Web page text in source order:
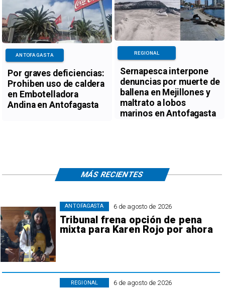
Por graves deficiencias:
Prohiben uso de caldera
en Embotelladora
Andina en Antofagasta
ANTOFAGASTA
Sernapesca interpone
denuncias por muerte de
ballena en Mejillones y
maltrato a lobos
marinos en Antofagasta
REGIONAL
6 de agosto de 2026
Tribunal frena opción de pena
mixta para Karen Rojo por ahora
ANTOFAGASTA
6 de agosto de 2026
REGIONAL
MÁS RECIENTES